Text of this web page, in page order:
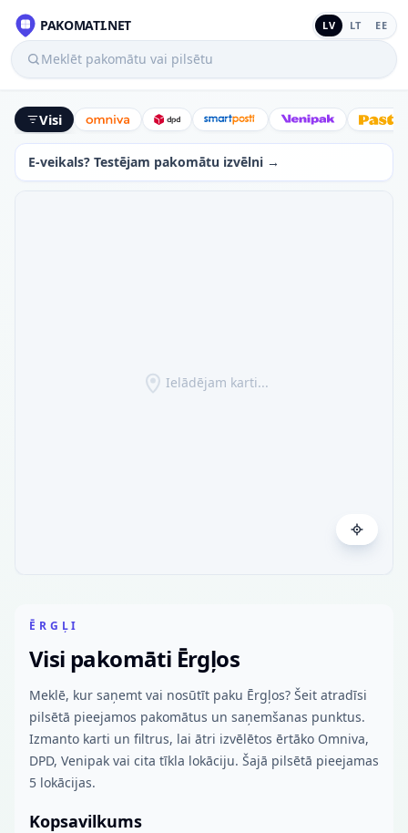
PAKOMATI.NET LV LT EE
Meklēt pakomātu vai pilsētu
Visi Omniva DPD SmartPostiVenipak
E-veikals? Testējam pakomātu izvēlni →
Ielādējam karti...
ĒRGĻI
Visi pakomāti Ērgļos
Meklē, kur saņemt vai nosūtīt paku Ērgļos? Šeit atradīsi
pilsētā pieejamos pakomātus un saņemšanas punktus.
Izmanto karti un filtrus, lai ātri izvēlētos ērtāko Omniva,
DPD, Venipak vai cita tīkla lokāciju. Šajā pilsētā pieejamas
5 lokācijas.
Kopsavilkums